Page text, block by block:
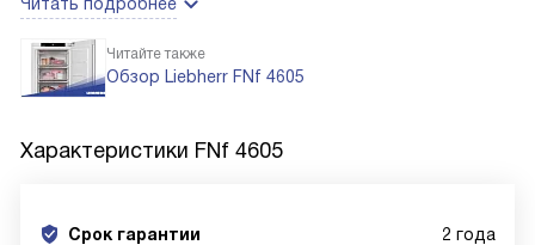
Читайте также
Обзор Liebherr FNf 4605
Характеристики FNf 4605
Срок гарантии 2 года